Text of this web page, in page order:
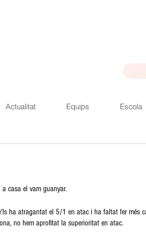
Actualitat Equips Escola
casa el vam guanyar.
ha atragantat el 5/1 en atac i ha faltat fer més
no hem aprofitat la superioritat en atac.